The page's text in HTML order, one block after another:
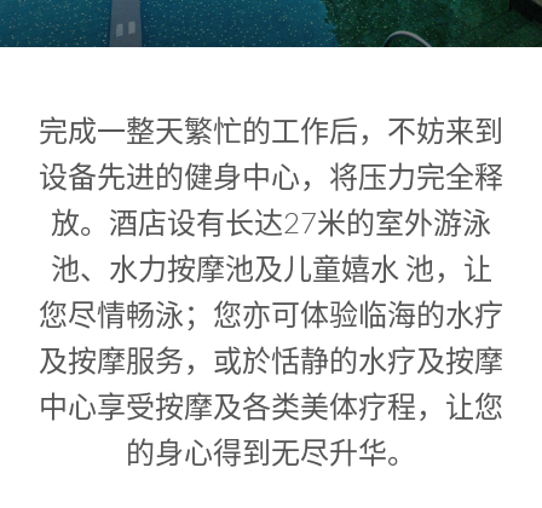
1
完成一整天繁忙的工作后，不妨来到
设备先进的健身中心，将压力完全释
放。酒店设有长达27米的室外游泳
池、水力按摩池及儿童嬉水 池，让
您尽情畅泳；您亦可体验临海的水疗
及按摩服务，或於恬静的水疗及按摩
中心享受按摩及各类美体疗程，让您
的身心得到无尽升华。